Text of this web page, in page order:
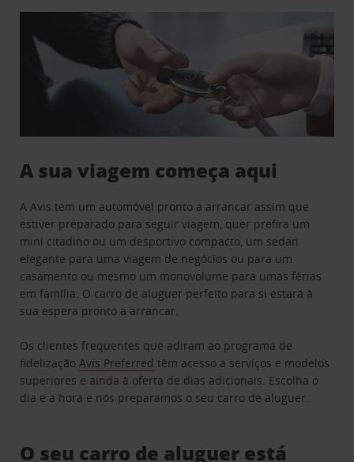
A sua viagem começa aqui
A Avis tem um automóvel pronto a arrancar assim que
estiver preparado para seguir viagem, quer prefira um
mini citadino ou um desportivo compacto, um sedan
elegante para uma viagem de negócios ou para um
casamento ou mesmo um monovolume para umas férias
em família. O carro de aluguer perfeito para si estará à
sua espera pronto a arrancar.
Os clientes frequentes que adiram ao programa de
fidelizaçãoAvis Preferred têm acesso a serviços e modelos
superiores e ainda à oferta de dias adicionais. Escolha o
dia e a hora e nós preparamos o seu carro de aluguer.
O seu carro de aluguer está